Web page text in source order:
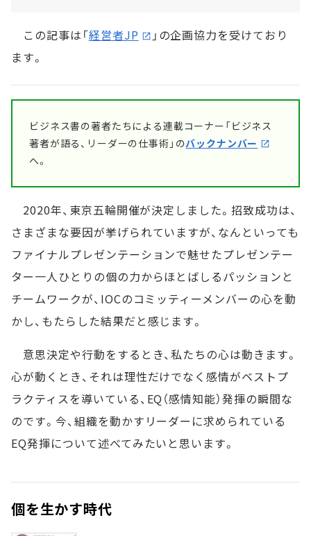
この記事は「経営者JP
」の企画協力を受けており
ます。
ビジネス書の著者たちによる連載コーナー「ビジネス
著者が語る、リーダーの仕事術」のバックナンバー
へ。
2020年、東京五輪開催が決定しました。招致成功は、
さまざまな要因が挙げられていますが、なんといっても
ファイナルプレゼンテーションで魅せたプレゼンテー
ター一人ひとりの個の力からほとばしるパッションと
チームワークが、IOCのコミッティーメンバーの心を動
かし、もたらした結果だと感じます。
意思決定や行動をするとき、私たちの心は動きます。
心が動くとき、それは理性だけでなく感情がベストプ
ラクティスを導いている、EQ（感情知能）発揮の瞬間な
のです。今、組織を動かすリーダーに求められている
EQ発揮について述べてみたいと思います。
個を生かす時代